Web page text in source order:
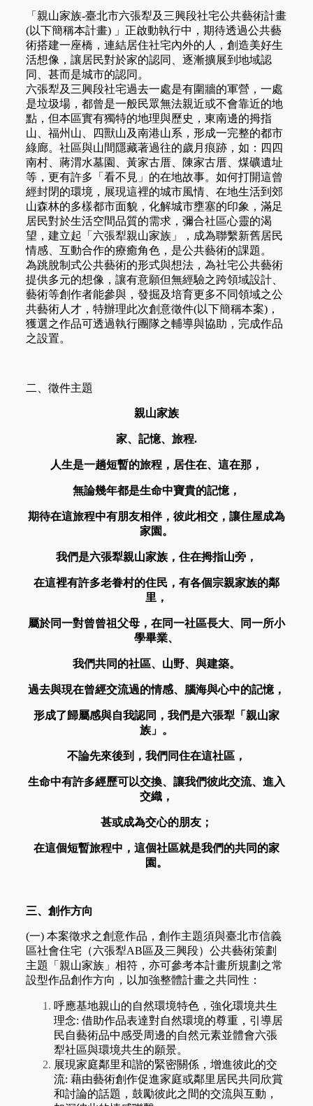
「親山家族-臺北市六張犁及三興段社宅公共藝術計畫
(以下簡稱本計畫) 」正啟動執行中，期待透過公共藝
術搭建一座橋，連結居住社宅內外的人，創造美好生
活想像，讓居民對於家的認同、逐漸擴展到地域認
同、甚而是城市的認同。
六張犁及三興段社宅過去一處是有圍牆的軍營，一處
是垃圾場，都曾是一般民眾無法親近或不會靠近的地
點，但本區實有獨特的地理與歷史，東南邊的拇指
山、福州山、四獸山及南港山系，形成一完整的都市
綠廊。社區與山間隱藏著過往的歲月痕跡，如：四四
南村、蔣渭水墓園、黃家古厝、陳家古厝、煤礦遺址
等，更有許多「看不見」的在地故事。如何打開這曾
經封閉的環境，展現這裡的城市風情、在地生活到郊
山森林的多樣都市面貌，化解城市壅塞的印象，滿足
居民對於生活空間品質的需求，彌合社區心靈的渴
望，建立起「六張犁親山家族」，成為聯繫新舊居民
情感、互動合作的療癒角色，是公共藝術的課題。
為跳脫制式公共藝術的形式與想法，為社宅公共藝術
提供多元的想像，讓有意願但無經驗之跨領域設計、
藝術等創作者能參與，發掘及培育更多不同領域之公
共藝術人才，特辦理此次創意徵件(以下簡稱本案)，
獲選之作品可透過執行團隊之輔導與協助，完成作品
之設置。
二、徵件主題
親山家族
家、記憶、旅程.
人生是一趟短暫的旅程，居住在、這在那，
無論幾年都是生命中寶貴的記憶，
期待在這旅程中有朋友相伴，彼此相交，讓住屋成為
家園。
我們是六張犁親山家族，住在拇指山旁，
在這裡有許多老眷村的住民，有各個宗親家族的鄰
里，
屬於同一對曾曾祖父母，在同一社區長大、同一所小
學畢業、
我們共同的社區、山野、與建築。
過去與現在曾經交流過的情感、腦海與心中的記憶，
形成了歸屬感與自我認同，我們是六張犁「親山家
族」。
不論先來後到，我們同住在這社區，
生命中有許多經歷可以交換、讓我們彼此交流、進入
交織，
甚或成為交心的朋友；
在這個短暫旅程中，這個社區就是我們的共同的家
園。
三、創作方向
(一) 本案徵求之創意作品，創作主題須與臺北市信義
區社會住宅（六張犁AB區及三興段）公共藝術策劃
主題「親山家族」相符，亦可參考本計畫所規劃之常
設型作品創作方向，以加強整體計畫之共同性：
呼應基地親山的自然環境特色，強化環境共生
理念: 借助作品表達對自然環境的尊重，引導居
民自藝術品中感受周邊的自然元素並體會六張
犁社區與環境共生的願景。
展現家庭鄰里和諧的緊密關係，增進彼此的交
流: 藉由藝術創作促進家庭或鄰里居民共同欣賞
和討論的話題，鼓勵彼此之間的交流與互動，